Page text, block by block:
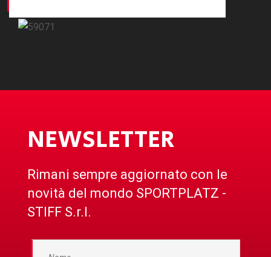
NEWSLETTER
Rimani sempre aggiornato con le
novità del mondo SPORTPLATZ -
STIFF S.r.l.